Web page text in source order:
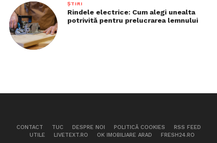
ȘTIRI
Rindele electrice: Cum alegi unealta
potrivită pentru prelucrarea lemnului
CONTACT TUC DESPRE NOI POLITICĂ COOKIES
RSS FEED
UTILE
LIVETEXT.RO OK IMOBILIARE ARAD FRESH24.RO